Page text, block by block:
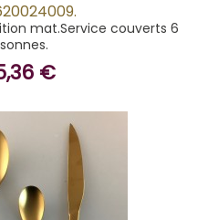
mat.Service couverts 6
€